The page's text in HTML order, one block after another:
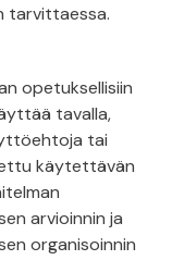
tarvittaessa.
opetuksellisiin
tavalla,
tai
käytettävän
arvioinnin ja
organisoinnin